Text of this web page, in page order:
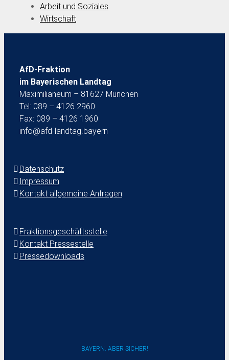
Arbeit und Soziales
Wirtschaft
AfD-Fraktion
im Bayerischen Landtag
Maximilianeum – 81627 München
Tel: 089 – 4126 2960
Fax: 089 – 4126 1960
info@afd-landtag.bayern
Datenschutz
Impressum
Kontakt allgemeine Anfragen
Fraktionsgeschäftsstelle
Kontakt Pressestelle
Pressedownloads
BAYERN. ABER SICHER!